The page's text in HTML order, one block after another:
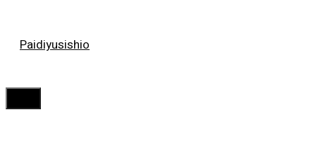
Paidiyusishio